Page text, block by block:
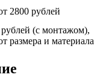
2800 рублей
рублей (с монтажом),
размера и материала